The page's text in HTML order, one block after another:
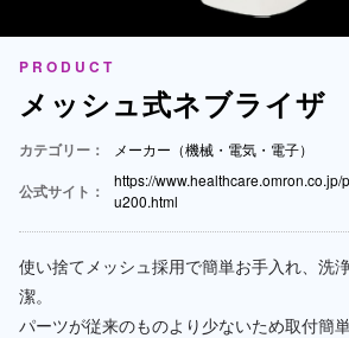
PRODUCT
メッシュ式ネブライザ
カテゴリー： メーカー（機械・電気・電子）
公式サイト：
https://www.healthcare.omron.co.jp/
u200.html
使い捨てメッシュ採用で簡単お手入れ、洗
潔。
パーツが従来のものより少ないため取付簡